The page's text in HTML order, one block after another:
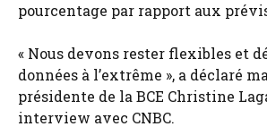
pourcentage par rapport aux
« Nous devons rester flexibles et
données à l’extrême », a déclaré
présidente de la BCE Christine
interview avec CNBC.